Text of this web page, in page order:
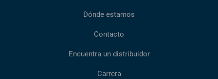
Dónde estamos
Contacto
Encuentra un distribuidor
Carrera